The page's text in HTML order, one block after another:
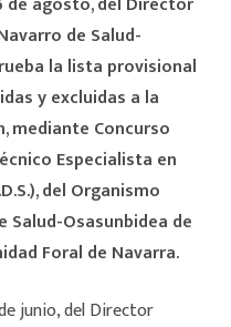
de Salud-
la lista provisional
y excluidas a la
mediante Concurso
Especialista en
del Organismo
Osasunbidea de
Foral de Navarra.
junio, del Director